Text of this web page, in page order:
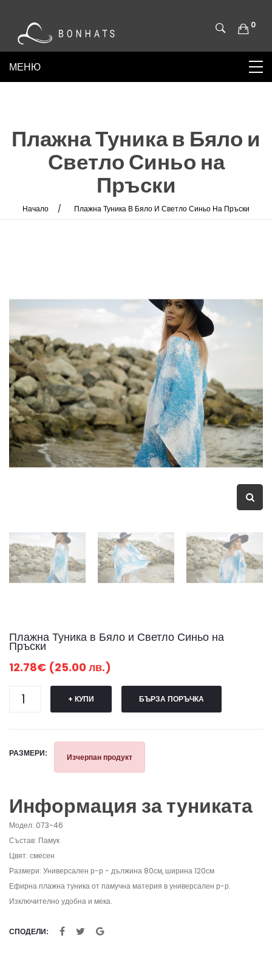
0
Плажна Туника в Бяло и
Светло Синьо на
Пръски
Начало Плажна Туника В Бяло И Светло Синьо На Пръски
Плажна Туника в Бяло и Светло Синьо на
Пръски
12.78€ (25.00 лв.)
+ КУПИ БЪРЗА ПОРЪЧКА
РАЗМЕРИ: Изчерпан продукт
Информация за туниката
Модел: 073-46
Състав: Памук
Цвят: смесен
Размери: Универсален р-р - дължина 80см, ширина 120см
Ефирна плажна туника от памучна материя в универсален р-р.
Изключително удобна и мека.
СПОДЕЛИ: